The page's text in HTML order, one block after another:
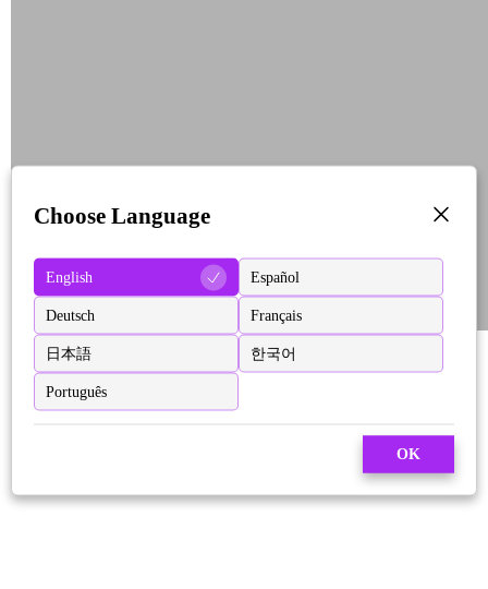
Choose Language
English Español
Deutsch Français
日本語 한국어
Português
OK